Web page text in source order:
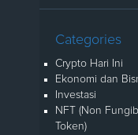
Categories
Crypto Hari Ini
Ekonomi dan
Investasi
NFT (Non
Token)